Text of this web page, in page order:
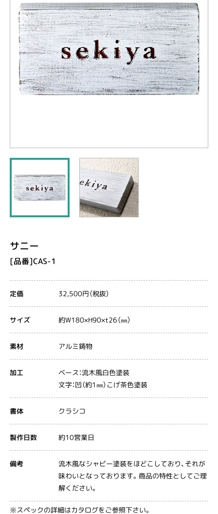
サニー
[品番]CAS-1
定価 32,500円（税抜）
サイズ 約W180×H90×t26（㎜）
素材 アルミ鋳物
加工 ベース：流木風白色塗装
文字：凹（約1㎜）こげ茶色塗装
書体 クラシコ
製作日数 約10営業日
備考 流木風なシャビー塗装をほどこしており、それが
味わいとなっております。商品の特性としてご理
解ください。
※スペックの詳細はカタログをご参照下さい。